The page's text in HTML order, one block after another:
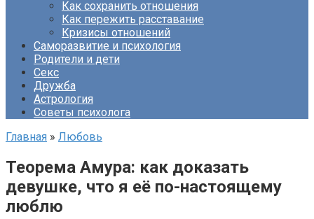
Как сохранить отношения
Как пережить расставание
Кризисы отношений
Саморазвитие и психология
Родители и дети
Секс
Дружба
Астрология
Советы психолога
Главная » Любовь
Теорема Амура: как доказать
девушке, что я её по-настоящему
люблю